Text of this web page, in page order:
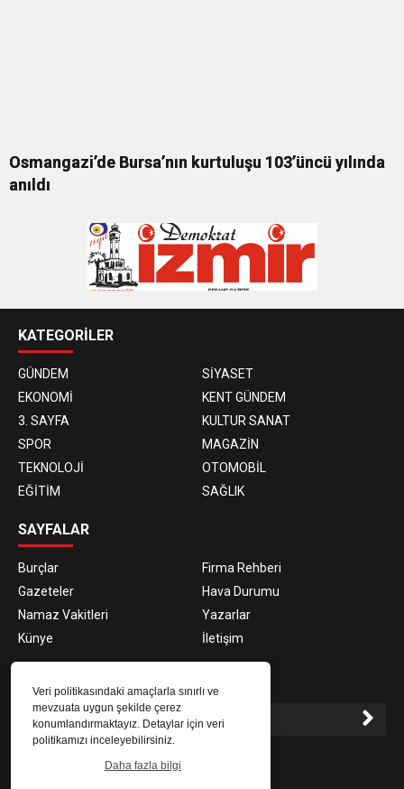
Veri politikasındaki amaçlarla sınırlı ve
mevzuata uygun şekilde çerez
konumlandırmaktayız. Detaylar için veri
politikamızı inceleyebilirsiniz.
Daha fazla bilgi
Osmangazi’de Bursa’nın kurtuluşu 103’üncü yılında
anıldı
KATEGORİLER
GÜNDEM
SİYASET
EKONOMİ
KENT GÜNDEM
3. SAYFA
KULTUR SANAT
SPOR
MAGAZİN
TEKNOLOJİ
OTOMOBİL
EĞİTİM
SAĞLIK
SAYFALAR
Burçlar
Firma Rehberi
Gazeteler
Hava Durumu
Namaz Vakitleri
Yazarlar
Künye
İletişim